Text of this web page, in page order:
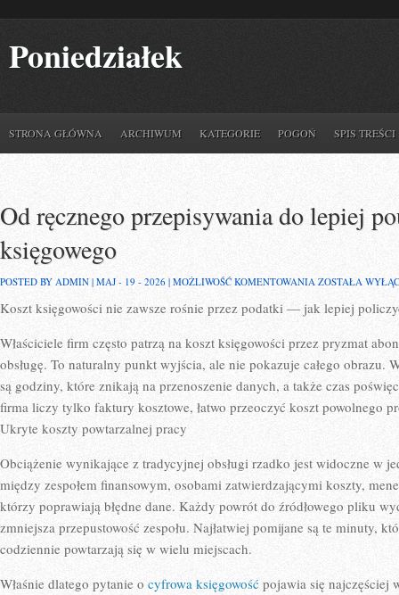
Poniedziałek
STRONA GŁÓWNA ARCHIWUM KATEGORIE POGOŃ SPIS TREŚCI
Od ręcznego przepisywania do lepiej
księgowego
POSTED BY ADMIN | MAJ - 19 - 2026 | MOŻLIWOŚĆ KOMENTOWANIA OD
PRZEPISYWANIA
POUKŁADANEGO
PROCESU
KSIĘGOWEGO
ZOSTAŁA
Koszt księgowości nie zawsze rośnie przez podatki — jak lepiej
Właściciele firm często patrzą na koszt księgowości przez pryzmat
obsługę. To naturalny punkt wyjścia, ale nie pokazuje całego obrazu.
są godziny, które znikają na przenoszenie danych, a także czas
firma liczy tylko faktury kosztowe, łatwo przeoczyć koszt powolnego
Ukryte koszty powtarzalnej pracy
Obciążenie wynikające z tradycyjnej obsługi rzadko jest widoczne w
między zespołem finansowym, osobami zatwierdzającymi koszty,
którzy poprawiają błędne dane. Każdy powrót do źródłowego pliku
zmniejsza przepustowość zespołu. Najłatwiej pomijane są te minuty,
codziennie powtarzają się w wielu miejscach.
Właśnie dlatego pytanie o cyfrowa księgowość pojawia się najczęściej